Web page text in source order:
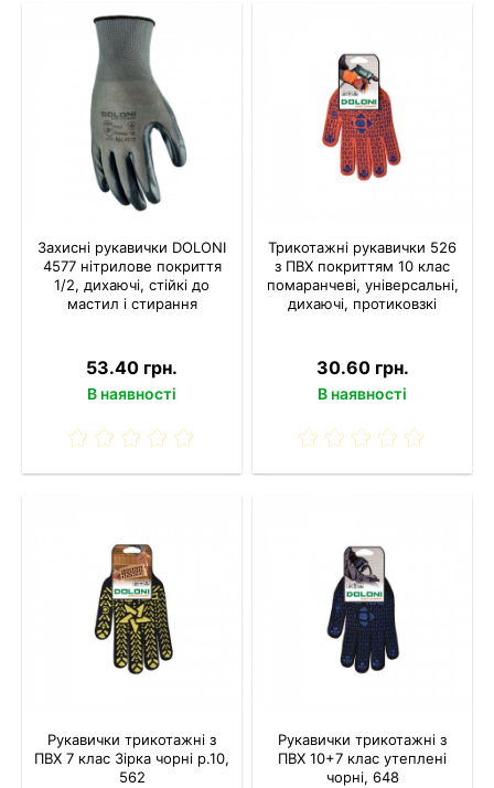
Захисні рукавички DOLONI
4577 нітрилове покриття
1/2, дихаючі, стійкі до
мастил і стирання
53.40 грн.
В наявності
Трикотажні рукавички 526
з ПВХ покриттям 10 клас
помаранчеві, універсальні,
дихаючі, протиковзкі
30.60 грн.
В наявності
Рукавички трикотажні з
ПВХ 7 клас Зірка чорні р.10,
562
Рукавички трикотажні з
ПВХ 10+7 клас утеплені
чорні, 648